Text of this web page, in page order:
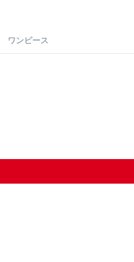
ワンピース